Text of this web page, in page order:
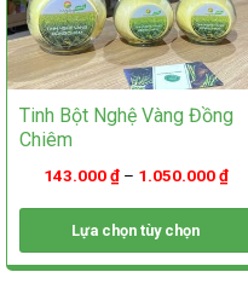
Tinh Bột Nghệ Vàng Đồng
Chiêm
143.000₫– 1.050.000₫
Lựa chọn tùy chọn
Sản